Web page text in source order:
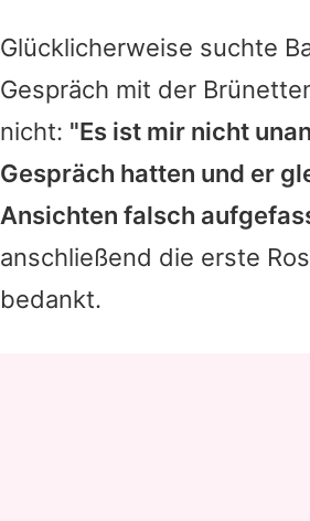
Glücklicherweise suchte
Gespräch mit der
nicht: "Es ist mir nicht
Gespräch hatten und er
Ansichten falsch
anschließend die erste
bedankt.